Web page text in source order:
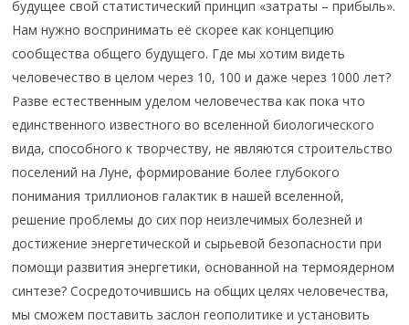
будущее свой статистический принцип «затраты – прибыль».
Нам нужно воспринимать её скорее как концепцию
сообщества общего будущего. Где мы хотим видеть
человечество в целом через 10, 100 и даже через 1000 лет?
Разве естественным уделом человечества как пока что
единственного известного во вселенной биологического
вида, способного к творчеству, не являются строительство
поселений на Луне, формирование более глубокого
понимания триллионов галактик в нашей вселенной,
решение проблемы до сих пор неизлечимых болезней и
достижение энергетической и сырьевой безопасности при
помощи развития энергетики, основанной на термоядерном
синтезе? Сосредоточившись на общих целях человечества,
мы сможем поставить заслон геополитике и установить